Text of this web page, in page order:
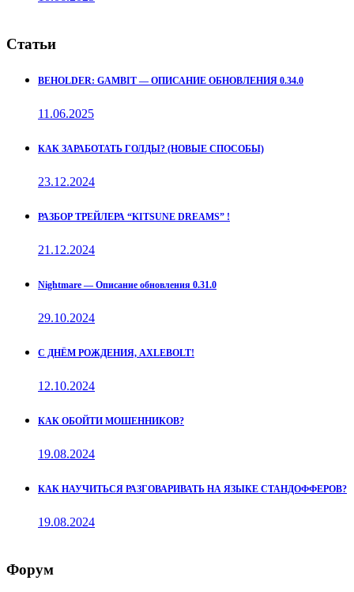
Статьи
BEHOLDER: GAMBIT — ОПИСАНИЕ ОБНОВЛЕНИЯ 0.34.0
11.06.2025
КАК ЗАРАБОТАТЬ ГОЛДЫ? (НОВЫЕ СПОСОБЫ)
23.12.2024
РАЗБОР ТРЕЙЛЕРА “KITSUNE DREAMS” !
21.12.2024
Nightmare — Описание обновления 0.31.0
29.10.2024
С ДНЁМ РОЖДЕНИЯ, AXLEBOLT!
12.10.2024
КАК ОБОЙТИ МОШЕННИКОВ?
19.08.2024
КАК НАУЧИТЬСЯ РАЗГОВАРИВАТЬ НА ЯЗЫКЕ СТАНДОФФЕРОВ?
19.08.2024
Форум